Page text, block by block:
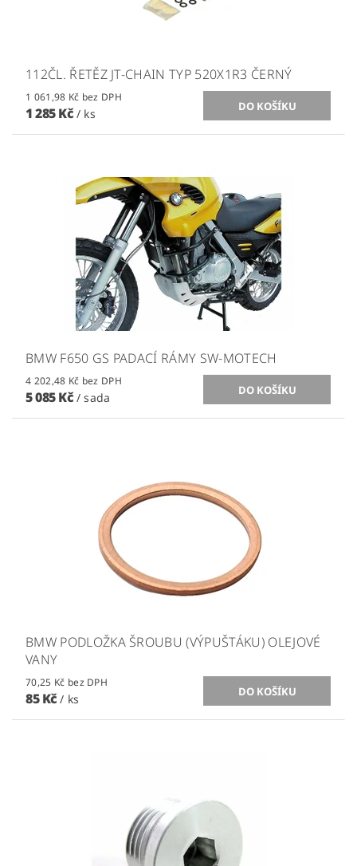
112ČL. ŘETĚZ JT-CHAIN TYP 520X1R3 ČERNÝ
1 061,98 Kč bez DPH
1 285 Kč / ks
BMW F650 GS PADACÍ RÁMY SW-MOTECH
4 202,48 Kč bez DPH
5 085 Kč / sada
BMW PODLOŽKA ŠROUBU (VÝPUŠTÁKU) OLEJOVÉ
VANY
70,25 Kč bez DPH
85 Kč/ ks